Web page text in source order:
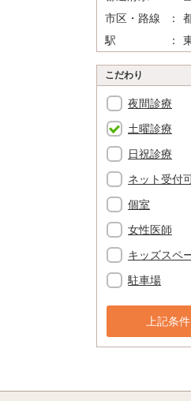
市区・路線
駅
こだわり
夜間診療
土曜診療
日祝診療
ネット受付
個室
女性医師
キッズスペ
駐車場
上記条